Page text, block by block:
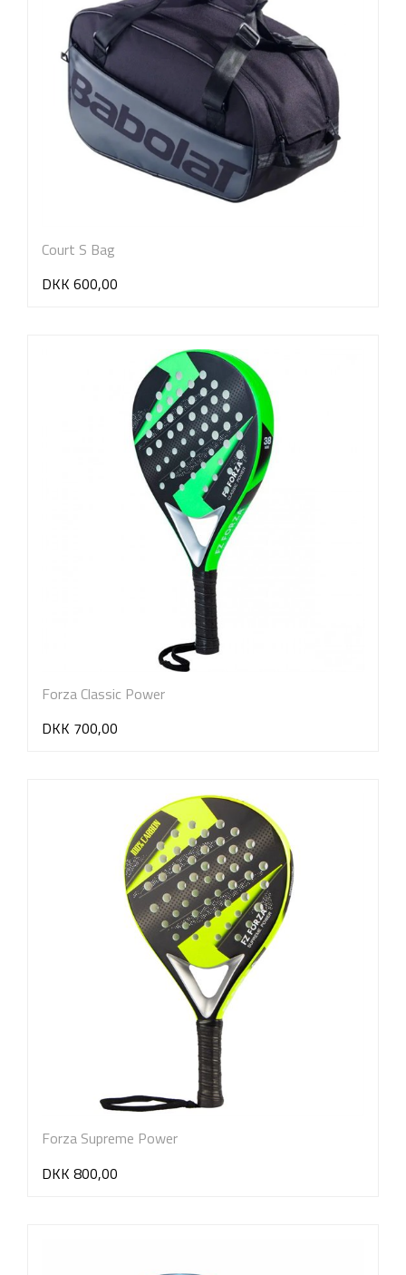
Court S Bag
DKK 600,00
Forza Classic Power
DKK 700,00
Forza Supreme Power
DKK 800,00